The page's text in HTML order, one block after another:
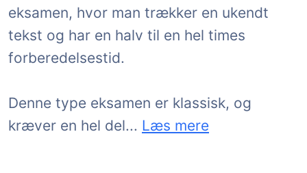
eksamen, hvor man trækker en ukendt
tekst og har en halv til en hel times
forberedelsestid.
Denne type eksamen er klassisk, og
kræver en hel delforberedelse. Inden man
... Læs mere